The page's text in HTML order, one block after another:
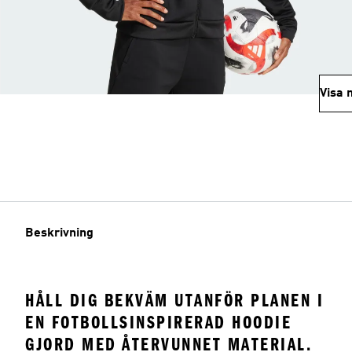
Visa
Beskrivning
HÅLL DIG BEKVÄM UTANFÖR PLANEN I
EN FOTBOLLSINSPIRERAD HOODIE
GJORD MED ÅTERVUNNET MATERIAL.